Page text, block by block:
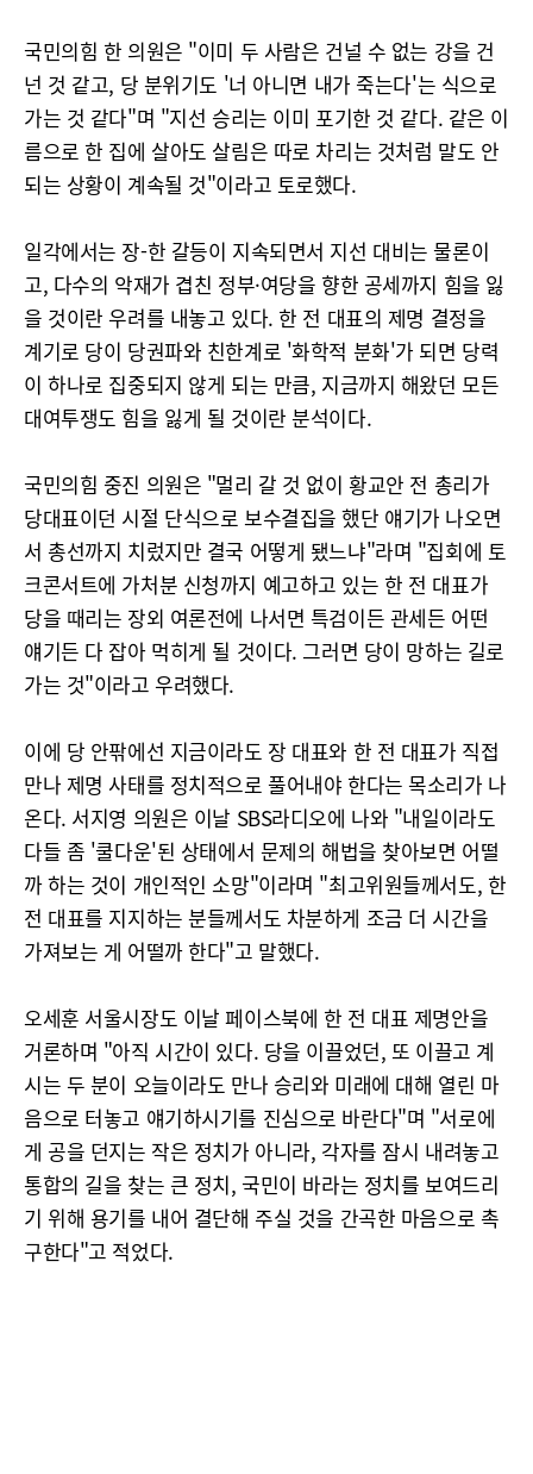
국민의힘 한 의원은 "이미 두 사람은 건널 수 없는 강을 건
넌 것 같고, 당 분위기도 '너 아니면 내가 죽는다'는 식으로
가는 것 같다"며 "지선 승리는 이미 포기한 것 같다. 같은 이
름으로 한 집에 살아도 살림은 따로 차리는 것처럼 말도 안
되는 상황이 계속될 것"이라고 토로했다.
일각에서는 장-한 갈등이 지속되면서 지선 대비는 물론이
고, 다수의 악재가 겹친 정부·여당을 향한 공세까지 힘을 잃
을 것이란 우려를 내놓고 있다. 한 전 대표의 제명 결정을
계기로 당이 당권파와 친한계로 '화학적 분화'가 되면 당력
이 하나로 집중되지 않게 되는 만큼, 지금까지 해왔던 모든
대여투쟁도 힘을 잃게 될 것이란 분석이다.
국민의힘 중진 의원은 "멀리 갈 것 없이 황교안 전 총리가
당대표이던 시절 단식으로 보수결집을 했단 얘기가 나오면
서 총선까지 치렀지만 결국 어떻게 됐느냐"라며 "집회에 토
크콘서트에 가처분 신청까지 예고하고 있는 한 전 대표가
당을 때리는 장외 여론전에 나서면 특검이든 관세든 어떤
얘기든 다 잡아 먹히게 될 것이다. 그러면 당이 망하는 길로
가는 것"이라고 우려했다.
이에 당 안팎에선 지금이라도 장 대표와 한 전 대표가 직접
만나 제명 사태를 정치적으로 풀어내야 한다는 목소리가 나
온다. 서지영 의원은 이날 SBS라디오에 나와 "내일이라도
다들 좀 '쿨다운'된 상태에서 문제의 해법을 찾아보면 어떨
까 하는 것이 개인적인 소망"이라며 "최고위원들께서도, 한
전 대표를 지지하는 분들께서도 차분하게 조금 더 시간을
가져보는 게 어떨까 한다"고 말했다.
오세훈 서울시장도 이날 페이스북에 한 전 대표 제명안을
거론하며 "아직 시간이 있다. 당을 이끌었던, 또 이끌고 계
시는 두 분이 오늘이라도 만나 승리와 미래에 대해 열린 마
음으로 터놓고 얘기하시기를 진심으로 바란다"며 "서로에
게 공을 던지는 작은 정치가 아니라, 각자를 잠시 내려놓고
통합의 길을 찾는 큰 정치, 국민이 바라는 정치를 보여드리
기 위해 용기를 내어 결단해 주실 것을 간곡한 마음으로 촉
구한다"고 적었다.